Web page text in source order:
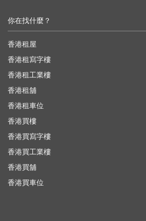
你在找什麼？
香港租屋
香港租寫字樓
香港租工業樓
香港租舖
香港租車位
香港買樓
香港買寫字樓
香港買工業樓
香港買舖
香港買車位